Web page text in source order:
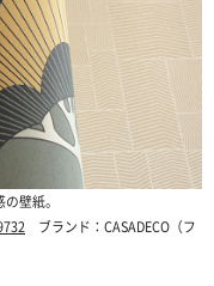
壁紙。
ブランド：CASADECO（フ